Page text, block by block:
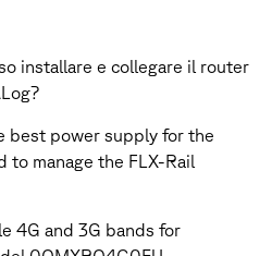
installare e collegare il router
best power supply for the
to manage the FLX-Rail
4G and 3G bands for